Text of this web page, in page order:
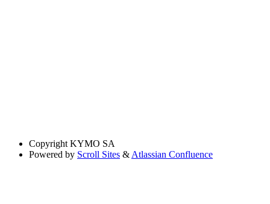
Copyright KYMO SA
Powered by Scroll Sites & Atlassian Confluence